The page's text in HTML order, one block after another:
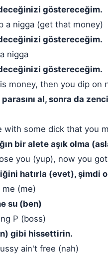
göstereceğim.
a nigga (get that money)
göstereceğim.
nigga
göstereceğim.
money, then you dip on
al, sonra da
with some dick that you
bir alete aşık olma
you (yup), now you
hatırla (evet), şimdi
(me)
su (ben)
P (boss)
gibi hissettirin.
ain't free (nah)